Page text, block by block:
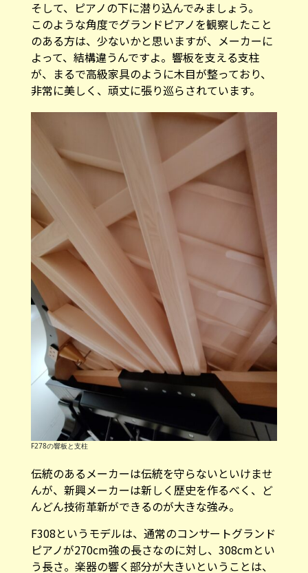
このような角度でグランドピアノを観察したこと
のある方は、少ないかと思いますが、メーカーに
よって、結構違うんですよ。響板を支える支柱
が、まるで高級家具のように木目が整っており、
非常に美しく、頑丈に張り巡らされています。
F278の響板と支柱
んが、新興メーカーは新しく歴史を作るべく、ど
んどん技術革新ができるのが大きな強み。
F308というモデルは、通常のコンサートグランド
ピアノが270cm強の長さなのに対し、308cmとい
う長さ。楽器の響く部分が大きいということは、
豊かに鳴り、音量も大きいということです。